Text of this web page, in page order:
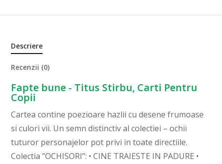
Descriere
Recenzii (0)
Fapte bune - Titus Stirbu, Carti Pentru
Copii
Cartea contine poezioare hazlii cu desene frumoase
si culori vii. Un semn distinctiv al colectiei – ochii
tuturor personajelor pot privi in toate directiile.
Colectia ”OCHISORI”: • CINE TRAIESTE IN PADURE •